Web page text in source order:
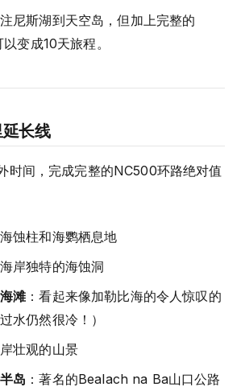
尼斯湖到天空岛，但加上完整的
变成10天旅程。
长线
时间，完成完整的NC500环路绝对值
海蚀柱和海鹦栖息地
海岸独特的海蚀洞
滩 ：看起来像加勒比海的令人惊叹的
水仍然很冷！）
岸壮观的山景
岛 ：著名的Bealach na Ba山口公路